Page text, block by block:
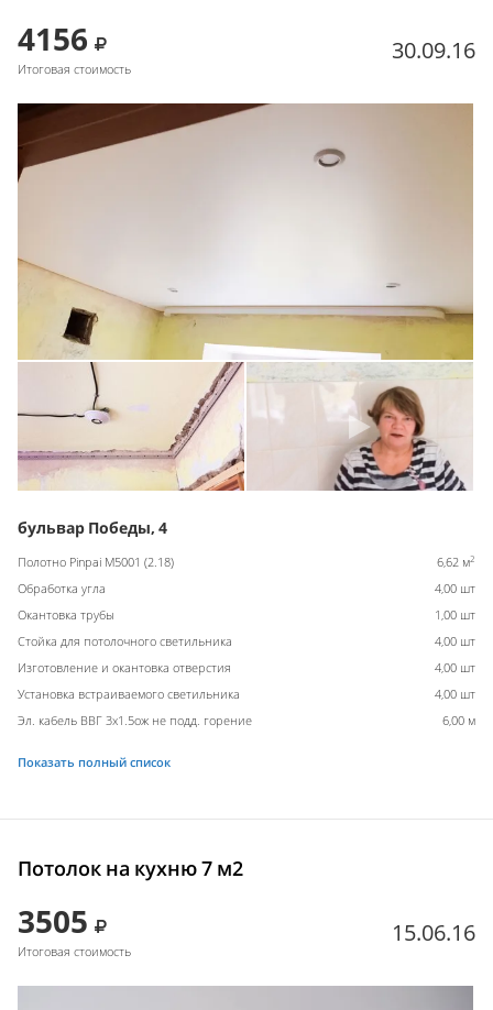
4156
Итоговая стоимость
30.09.16
бульвар Победы, 4
Полотно Pinpai M5001 (2.18) 6,62 м2
Обработка угла
4,00 шт
Окантовка трубы
1,00 шт
Стойка для потолочного светильника
4,00 шт
Изготовление и окантовка отверстия
4,00 шт
Установка встраиваемого светильника
4,00 шт
Эл. кабель ВВГ 3х1.5ож не подд. горение
6,00 м
Показать полный список
Потолок на кухню 7 м2
3505
Итоговая стоимость
15.06.16